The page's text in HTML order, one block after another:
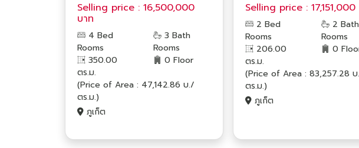
Selling price : 16,500,000
บาท
4 Bed
Rooms
3 Bath
Rooms
350.00
ตร.ม.
0 Floor
(Price of Area : 47,142.86 บ./
ตร.ม.)
ภูเก็ต
Selling price : 17,151,000
2 Bed
Rooms
2 Bath
Rooms
206.00
ตร.ม.
0
(Price of Area : 83,257.28
ตร.ม.)
ภูเก็ต